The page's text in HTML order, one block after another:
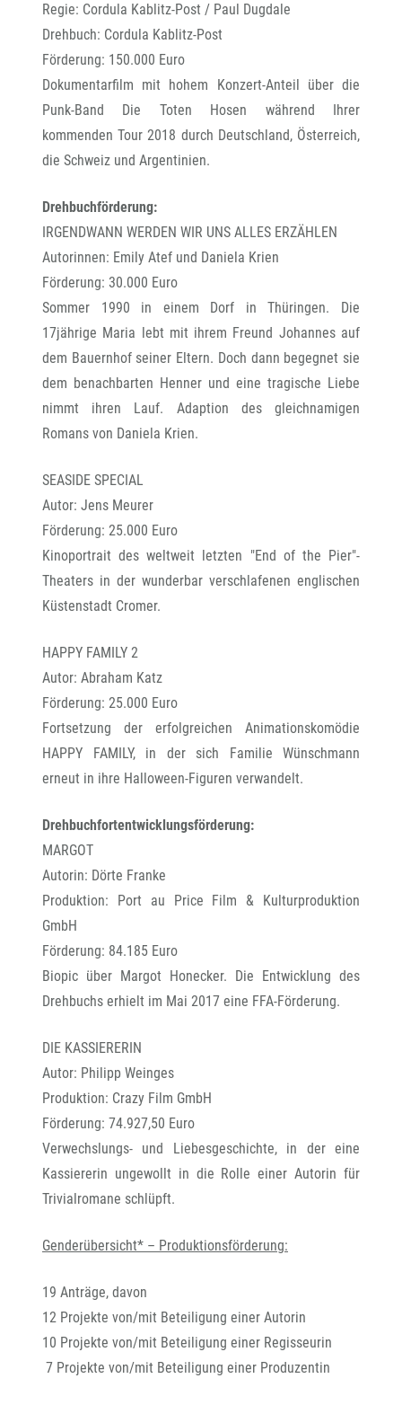
Regie: Cordula Kablitz-Post / Paul Dugdale
Drehbuch: Cordula Kablitz-Post
Förderung: 150.000 Euro
Dokumentarfilm mit hohem Konzert-Anteil über die
Punk-Band Die Toten Hosen während Ihrer
kommenden Tour 2018 durch Deutschland, Österreich,
die Schweiz und Argentinien.
Drehbuchförderung:
IRGENDWANN WERDEN WIR UNS ALLES ERZÄHLEN
Autorinnen: Emily Atef und Daniela Krien
Förderung: 30.000 Euro
Sommer 1990 in einem Dorf in Thüringen. Die
17jährige Maria lebt mit ihrem Freund Johannes auf
dem Bauernhof seiner Eltern. Doch dann begegnet sie
dem benachbarten Henner und eine tragische Liebe
nimmt ihren Lauf. Adaption des gleichnamigen
Romans von Daniela Krien.
SEASIDE SPECIAL
Autor: Jens Meurer
Förderung: 25.000 Euro
Kinoportrait des weltweit letzten "End of the Pier"-
Theaters in der wunderbar verschlafenen englischen
Küstenstadt Cromer.
HAPPY FAMILY 2
Autor: Abraham Katz
Förderung: 25.000 Euro
Fortsetzung der erfolgreichen Animationskomödie
HAPPY FAMILY, in der sich Familie Wünschmann
erneut in ihre Halloween-Figuren verwandelt.
Drehbuchfortentwicklungsförderung:
MARGOT
Autorin: Dörte Franke
Produktion: Port au Price Film & Kulturproduktion
GmbH
Förderung: 84.185 Euro
Biopic über Margot Honecker. Die Entwicklung des
Drehbuchs erhielt im Mai 2017 eine FFA-Förderung.
DIE KASSIERERIN
Autor: Philipp Weinges
Produktion: Crazy Film GmbH
Förderung: 74.927,50 Euro
Verwechslungs- und Liebesgeschichte, in der eine
Kassiererin ungewollt in die Rolle einer Autorin für
Trivialromane schlüpft.
Genderübersicht* – Produktionsförderung:
19 Anträge, davon
12 Projekte von/mit Beteiligung einer Autorin
10 Projekte von/mit Beteiligung einer Regisseurin
7 Projekte von/mit Beteiligung einer Produzentin